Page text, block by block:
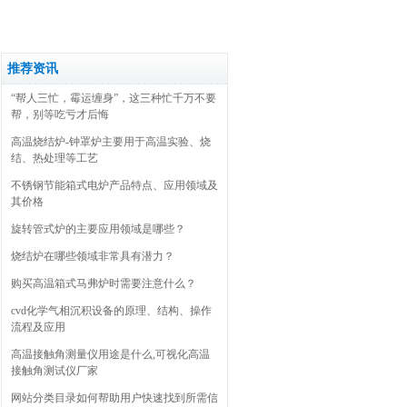
推荐资讯
“帮人三忙，霉运缠身”，这三种忙千万不要
帮，别等吃亏才后悔
高温烧结炉-钟罩炉主要用于高温实验、烧
结、热处理等工艺
不锈钢节能箱式电炉产品特点、应用领域及
其价格
旋转管式炉的主要应用领域是哪些？
烧结炉在哪些领域非常具有潜力？
购买高温箱式马弗炉时需要注意什么？
cvd化学气相沉积设备的原理、结构、操作
流程及应用
高温接触角测量仪用途是什么,可视化高温
接触角测试仪厂家
网站分类目录如何帮助用户快速找到所需信